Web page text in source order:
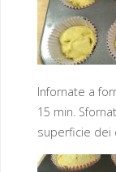
Infornate a
15 min.
superficie dei